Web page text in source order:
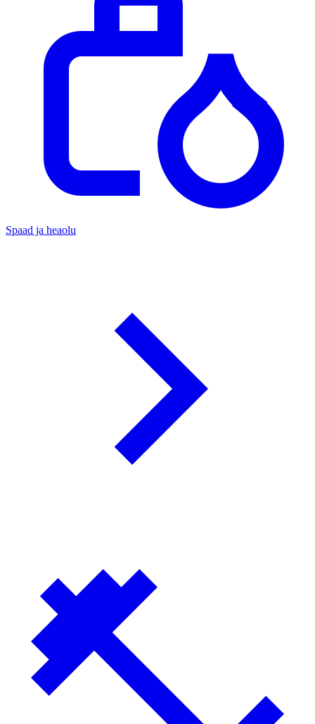
Spaad ja heaolu